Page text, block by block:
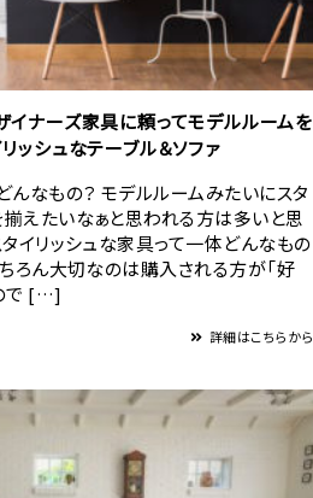
イナーズ家具に頼ってモデルルームを
ッシュなテーブル＆ソファ
んなもの？ モデルルームみたいにスタ
えたいなぁと思われる方は多いと思
タイリッシュな家具って一体どんなもの
ちろん大切なのは購入される方が「好
で […]
詳細はこちらから